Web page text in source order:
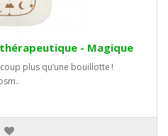
- Magique
plus qu’une bouillotte !